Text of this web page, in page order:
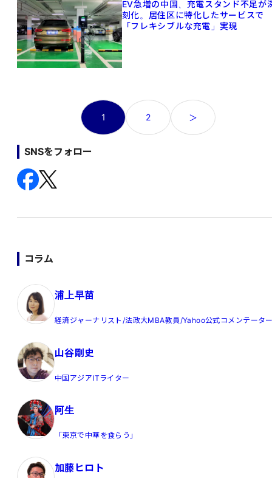
EV急増の中国、充電スタンド不足が
刻化。居住区に特化したサービスで
「フレキシブルな充電」実現
の
ペ
ー
ジ
り
1 2 ＞
SNSをフォロー
コラム
浦上早苗
経済ジャーナリスト/法政大MBA教員/Yahoo公式コメンテータ
山谷剛史
中国アジアITライター
阿生
「東京で中華を食らう」
加藤ヒロト